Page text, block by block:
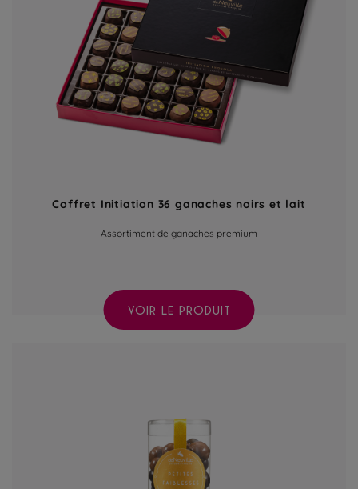
Coffret Initiation 36 ganaches noirs et lait
Assortiment de ganaches premium
VOIR LE PRODUIT